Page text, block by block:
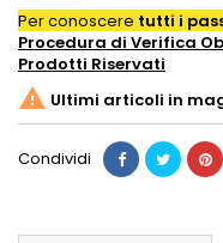
Per conoscere tutti i
Procedura di Verifica
Prodotti Riservati
 Ultimi articoli in
Condividi